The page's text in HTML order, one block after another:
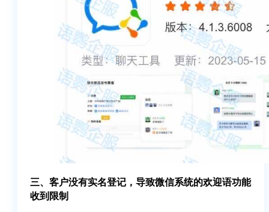
三、客户没有实名登记，导致微信系统的欢迎语功能
收到限制